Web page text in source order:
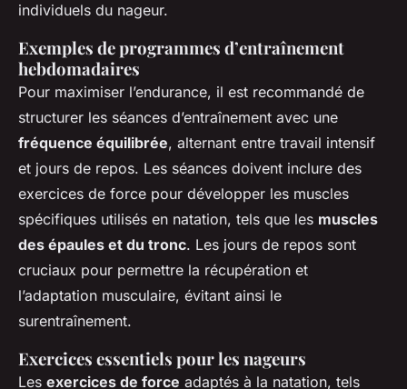
individuels du nageur.
Exemples de programmes d’entraînement
hebdomadaires
Pour maximiser l’endurance, il est recommandé de
structurer les séances d’entraînement avec une
fréquence équilibrée, alternant entre travail intensif
et jours de repos. Les séances doivent inclure des
exercices de force pour développer les muscles
spécifiques utilisés en natation, tels que les muscles
des épaules et du tronc. Les jours de repos sont
cruciaux pour permettre la récupération et
l’adaptation musculaire, évitant ainsi le
surentraînement.
Exercices essentiels pour les nageurs
Les exercices de force adaptés à la natation, tels